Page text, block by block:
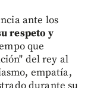
ante los
respeto y
que
del rey al
empatía,
durante su